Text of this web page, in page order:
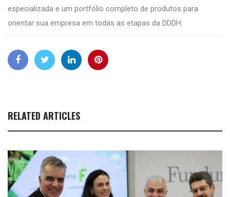
especializada e um portfólio completo de produtos para
orientar sua empresa em todas as etapas da DDDH.
RELATED ARTICLES